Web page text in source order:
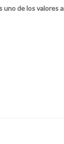
uno de los valores